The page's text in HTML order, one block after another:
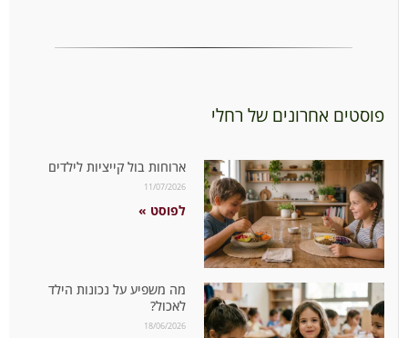
פוסטים אחרונים של רחלי
ארוחות בול קייציות לילדים
11/07/2026
לפוסט »
מה משפיע על נכונות הילד
לאכול?
18/06/2026